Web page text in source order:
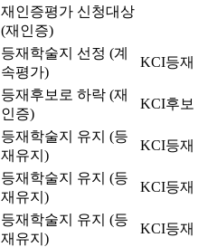
재인증평가 신청대상
(재인증)
등재학술지 선정 (계
속평가)
KCI등재
등재후보로 하락 (재
인증)
KCI후보
등재학술지 유지 (등
재유지)
KCI등재
등재학술지 유지 (등
재유지)
KCI등재
등재학술지 유지 (등
재유지)
KCI등재